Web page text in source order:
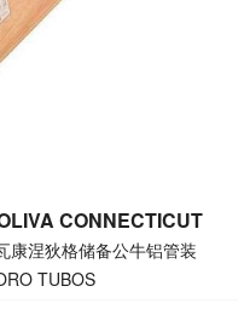
CONNECTICUT
康涅狄格储备公牛铝管装
TUBOS